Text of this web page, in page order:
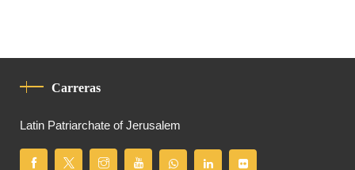
Carreras
Latin Patriarchate of Jerusalem